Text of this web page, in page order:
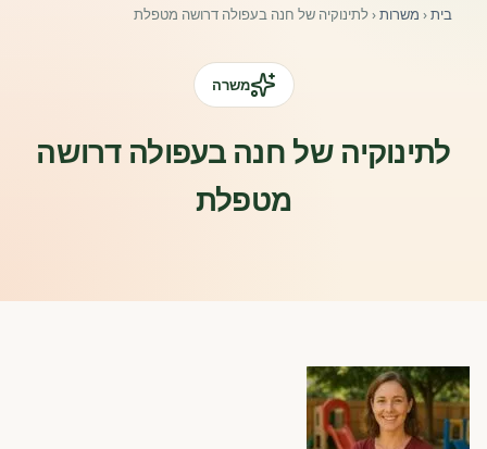
השתלמויות וקורסים לגננות ולצוותי חינוך | גיל הרך 0-6
רישום חבר חדש
בית‹ משרות‹לתינוקיה של חנה בעפולה דרושה מטפלת
משרה
לתינוקיה של חנה בעפולה דרושה
מטפלת